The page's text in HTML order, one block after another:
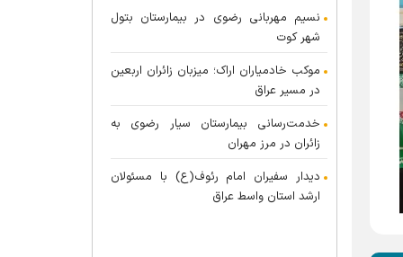
نسیم مهربانی رضوی در بیمارستان بتول
شهر کوت
موکب خادمیاران اراک؛ میزبان زائران اربعین
در مسیر عراق
خدمت‌رسانی بیمارستان سیار رضوی به
زائران در مرز مهران
دیدار سفیران امام رئوف(ع) با مسئولان
ارشد استان واسط عراق